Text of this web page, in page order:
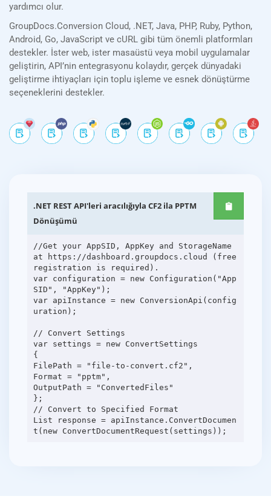
yardımcı olur.
GroupDocs.Conversion Cloud, .NET, Java, PHP, Ruby, Python,
Android, Go, JavaScript ve cURL gibi tüm önemli platformları
destekler. İster web, ister masaüstü veya mobil uygulamalar
geliştirin, API’nin entegrasyonu kolaydır, gerçek dünyadaki
geliştirme ihtiyaçları için toplu işleme ve esnek dönüştürme
seçeneklerini destekler.
.NET REST API'leri aracılığıyla CF2 ila PPTM
Dönüşümü
//Get your AppSID, AppKey and StorageName
at https://dashboard.groupdocs.cloud (free
registration is required).
var configuration = new Configuration("App
SID", "AppKey");
var apiInstance = new ConversionApi(config
uration);
// Convert Settings
var settings = new ConvertSettings
{
FilePath = "file-to-convert.cf2",
Format = "pptm",
OutputPath = "ConvertedFiles"
};
// Convert to Specified Format
List response = apiInstance.ConvertDocumen